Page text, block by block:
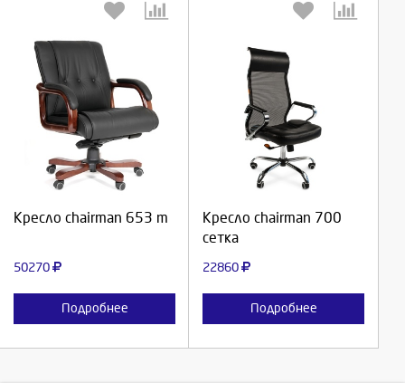
Кресло chairman 653 m
50270
Подробнее
Выберите количество:
Кресло chairman 700
сетка
22860
Подробнее
Выберите количество: